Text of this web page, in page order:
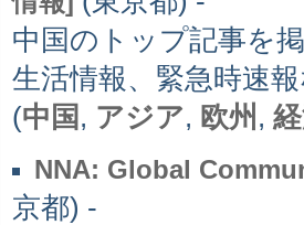
中国のトップ記事を
生活情報、緊急時速
(中国 , アジア, 欧州 ,
NNA: Global
京都) -